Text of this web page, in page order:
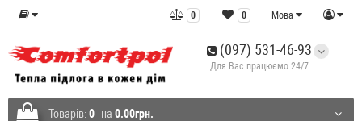
Мова
0
0
(097) 531-46-93
Для Вас працюємо 24/7
Товарів:0 на 0.00грн.